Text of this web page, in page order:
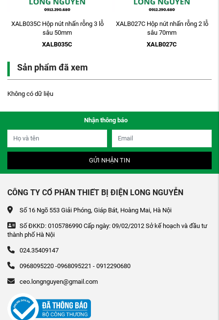
XALB035C Hộp nút nhấn rỗng 3 lỗ
sâu 50mm
XALB035C
XALB027C Hộp nút nhấn rỗng 2 lỗ
sâu 70mm
XALB027C
Sản phẩm đã xem
Không có dữ liệu
Nhận thông báo
GỬI NHẬN TIN
CÔNG TY CỔ PHẦN THIẾT BỊ ĐIỆN LONG NGUYỄN
Số 16 Ngõ 553 Giải Phóng, Giáp Bát, Hoàng Mai, Hà Nội
Số ĐKKD: 0105786990 Cấp ngày: 09/02/2012 Sở kế hoạch và đầu tư
thành phố Hà Nội
024.35409147
0968095220 -0968095221 - 0912290680
ceo.longnguyen@gmail.com